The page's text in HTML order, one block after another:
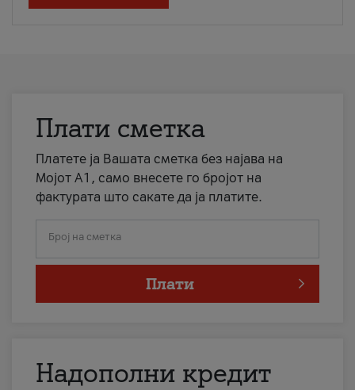
Плати сметка
Платете ја Вашата сметка без најава на
Мојот А1, само внесете го бројот на
фактурата што сакате да ја платите.
Број на сметка
Плати
Надополни кредит